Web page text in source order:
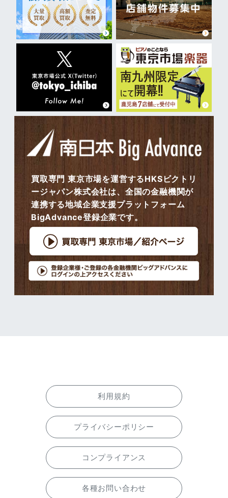
買取専門 東京市場を運営するHKSビクトリ
ージャパン株式会社は、全国の金融機関が
連携する地域企業支援プラットフォーム
BigAdvance登録企業です。
利用規約
プライバシーポリシー
コンプライアンス
各種お問い合わせ